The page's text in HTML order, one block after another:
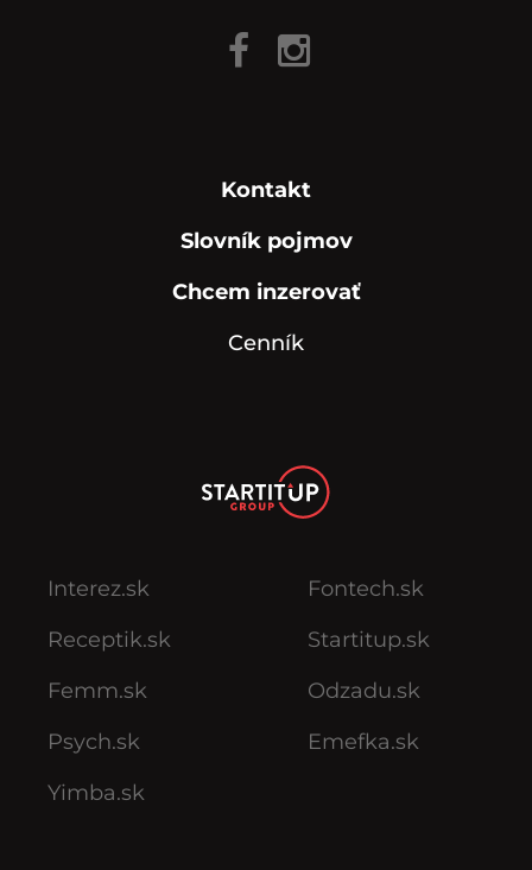
Kontakt
Slovník pojmov
Chcem inzerovať
Cenník
Interez.sk
Receptik.sk
Femm.sk
Psych.sk
Yimba.sk
Fontech.sk
Startitup.sk
Odzadu.sk
Emefka.sk